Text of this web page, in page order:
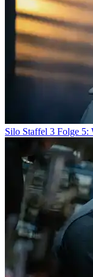
Silo Staffel 3 Folge